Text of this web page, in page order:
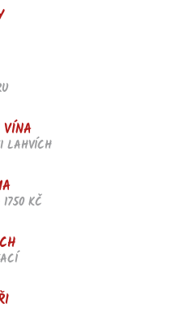
k
ý
p
s
u
VÍNA
LAHVÍCH
KČ